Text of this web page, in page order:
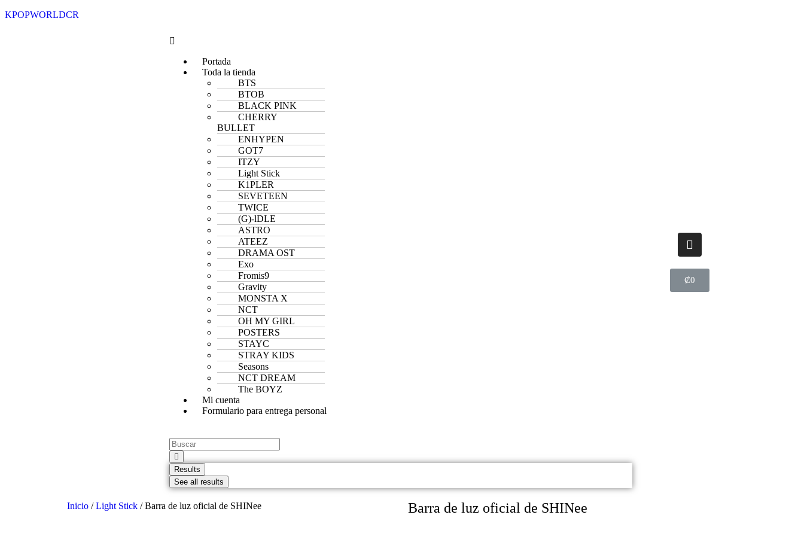
KPOPWORLDCR
Portada
Toda la tienda
BTS
BTOB
BLACK PINK
CHERRY
BULLET
ENHYPEN
GOT7
ITZY
Light Stick
K1PLER
SEVETEEN
TWICE
(G)-lDLE
ASTRO
ATEEZ
DRAMA OST
Exo
Fromis9
Gravity
MONSTA X
NCT
OH MY GIRL
POSTERS
STAYC
STRAY KIDS
Seasons
NCT DREAM
The BOYZ
Mi cuenta
Formulario para entrega personal
Results
See all results
₡0
Inicio /Light Stick / Barra de luz oficial de SHINee Barra de luz oficial de SHINee